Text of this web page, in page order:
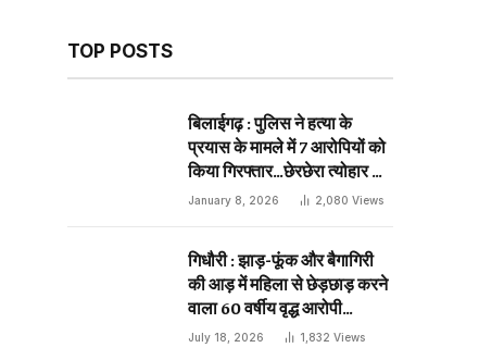
TOP POSTS
बिलाईगढ़ : पुलिस ने हत्या के
प्रयास के मामले में 7 आरोपियों को
किया गिरफ्तार…छेरछेरा त्योहार के
दिन प्राणघातक हमले को दिया था
January 8, 2026 2,080 Views
गिधौरी : झाड़-फूंक और बैगागिरी
की आड़ में महिला से छेड़छाड़ करने
वाला 60 वर्षीय वृद्ध आरोपी
गिरफ्तार…
July 18, 2026 1,832 Views